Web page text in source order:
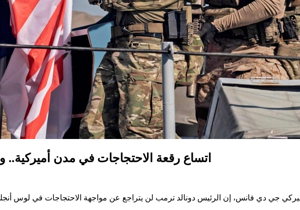
اتساع رقعة الاحتجاجات في مدن